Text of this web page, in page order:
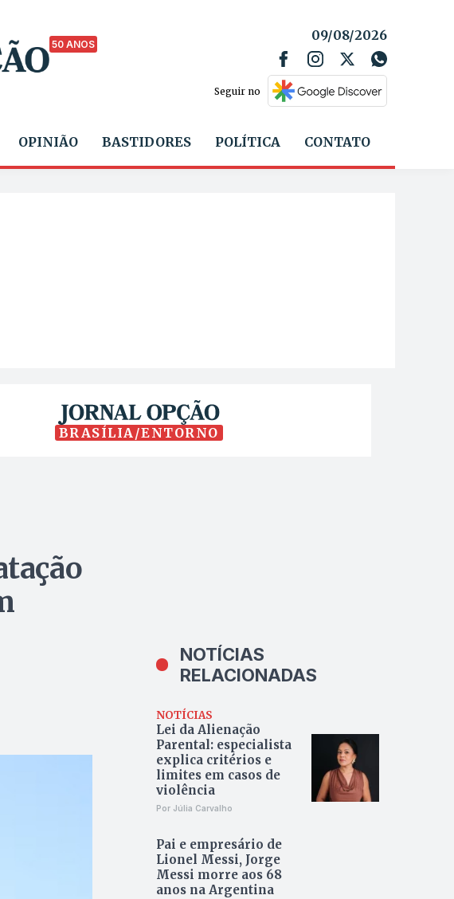
50 ANOS
09/08/2026
Seguir no
OPINIÃO BASTIDORES POLÍTICA CONTATO
BRASÍLIA/ENTORNO
NOTÍCIAS
RELACIONADAS
NOTÍCIAS
Lei da Alienação
Parental: especialista
explica critérios e
limites em casos de
violência
Por Júlia Carvalho
Pai e empresário de
Lionel Messi, Jorge
Messi morre aos 68
anos na Argentina